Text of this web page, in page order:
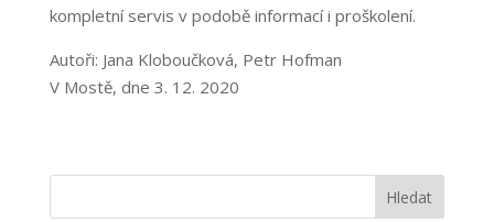
kompletní servis v podobě informací i proškolení.
Autoři: Jana Kloboučková, Petr Hofman
V Mostě, dne 3. 12. 2020